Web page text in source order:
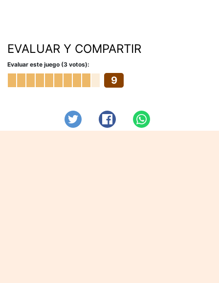
EVALUAR Y COMPARTIR
Evaluar este juego (3 votos):
9